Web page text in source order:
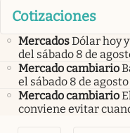
Cotizaciones
MercadosDólar hoy
del sábado 8 de
Mercado cambiario
el sábado 8 de
Mercado cambiario
conviene evitar